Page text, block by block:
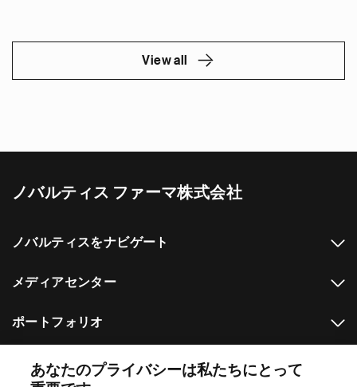
View all
ノバルティス ファーマ株式会社
ノバルティスをナビゲート
メディアセンター
ポートフォリオ
その他のノバルティスのウェブサイト
あなたのプライバシーは私たちにとって